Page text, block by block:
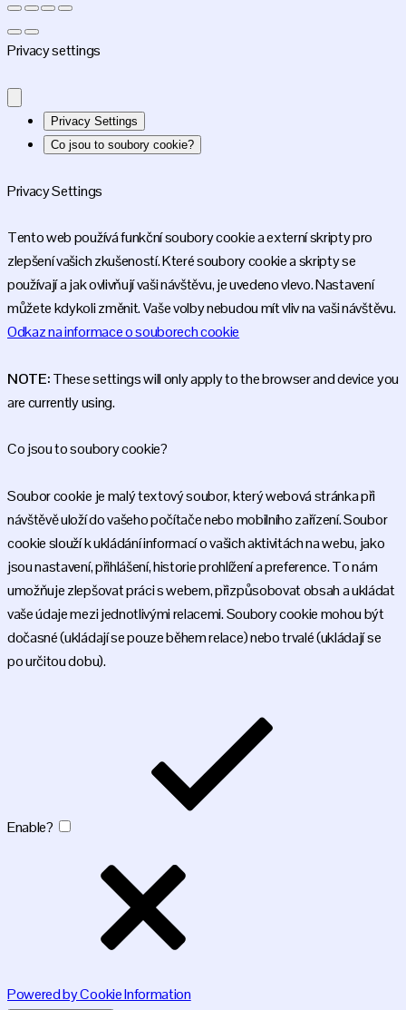
Privacy settings
Privacy Settings
Co jsou to soubory cookie?
Privacy Settings
Tento web používá funkční soubory cookie a externí skripty pro
zlepšení vašich zkušeností. Které soubory cookie a skripty se
používají a jak ovlivňují vaši návštěvu, je uvedeno vlevo. Nastavení
můžete kdykoli změnit. Vaše volby nebudou mít vliv na vaši návštěvu.
Odkaz na informace o souborech cookie
NOTE:These settings will only apply to the browser and device you
are currently using.
Co jsou to soubory cookie?
Soubor cookie je malý textový soubor, který webová stránka při
návštěvě uloží do vašeho počítače nebo mobilního zařízení. Soubor
cookie slouží k ukládání informací o vašich aktivitách na webu, jako
jsou nastavení, přihlášení, historie prohlížení a preference. To nám
umožňuje zlepšovat práci s webem, přizpůsobovat obsah a ukládat
vaše údaje mezi jednotlivými relacemi. Soubory cookie mohou být
dočasné (ukládají se pouze během relace) nebo trvalé (ukládají se
po určitou dobu).
Enable?
Powered by Cookie Information